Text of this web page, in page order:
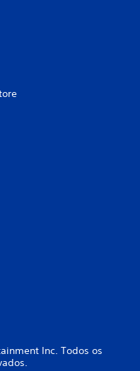
Inc. Todos os